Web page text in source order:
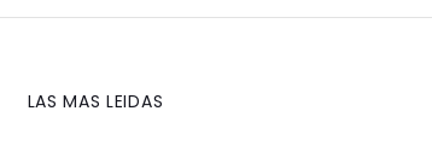
LAS MAS LEIDAS